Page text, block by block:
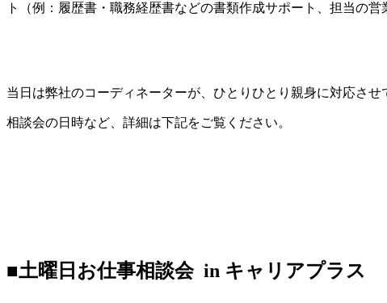
ト（例：履歴書・職務経歴書などの書類作成サポート、担当の
当日は弊社のコーディネーターが、ひとりひとり親身に対応させ
相談会の日時など、詳細は下記をご覧ください。
■土曜日お仕事相談会 in キャリアプラス